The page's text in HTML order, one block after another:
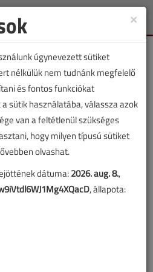
Toggle
TARTALOM
a köztudatba
közegek:
általános
×
úgynevezett sütiket
nélkülük nem tudnánk megfelelő
és fontos funkciókat
sütik használatába, válassza azok
van a feltétlenül szükséges
hogy milyen típusú sütiket
olvashat.
dátuma:2026. aug. 8.,
, állapota: